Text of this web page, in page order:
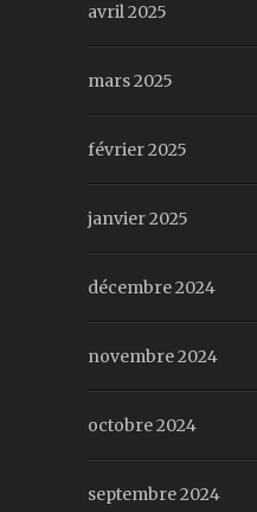
avril 2025
mars 2025
février 2025
janvier 2025
décembre 2024
novembre 2024
octobre 2024
septembre 2024